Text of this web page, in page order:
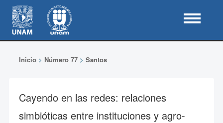
Inicio> Número 77> Santos
Cayendo en las redes: relaciones
simbióticas entre instituciones y agro-